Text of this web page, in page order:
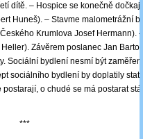
dítě. – Hospice se konečně
Huneš). – Stavme malometrážní
Krumlova Josef Hermann).
Závěrem poslanec Jan
Sociální bydlení nesmí být
sociálního bydlení by doplatily
o chudé se má postarat
***